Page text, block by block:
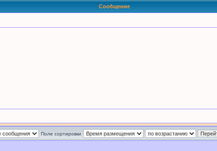
Сообщение
Поле сортировки